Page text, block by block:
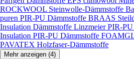
ROCKWOOL Steinwolle-Dämmstoffe
puren PIR-PU Dämmstoffe BRAAS
Insulation Dämmstoffe Linzmeier PIR-
Insulation PIR-PU Dämmstoffe
PAVATEX Holzfaser-Dämmstoffe
Mehr anzeigen (4)